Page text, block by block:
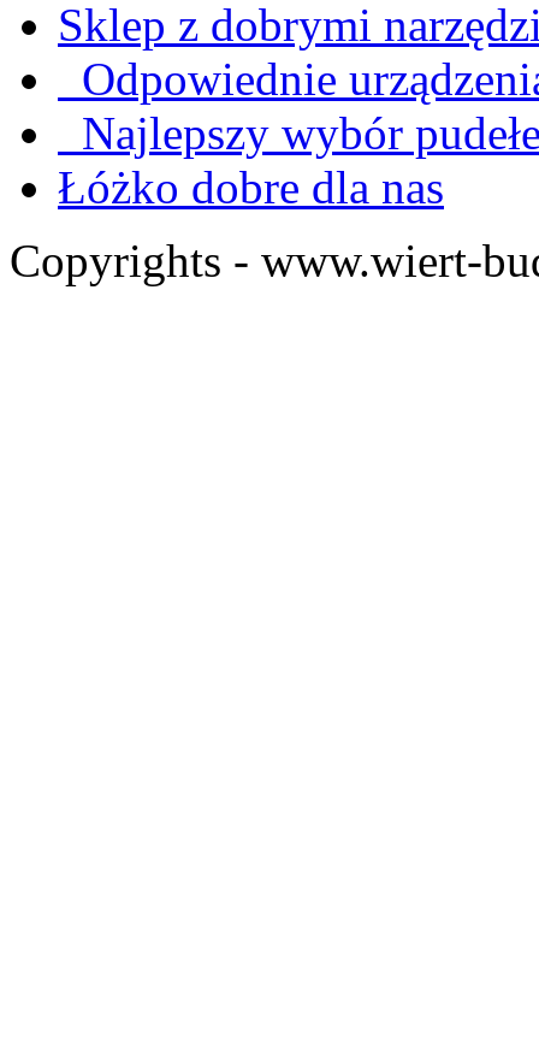
Sklep z dobrymi
Odpowiednie
Najlepszy wybór
Łóżko dobre dla nas
Copyrights - www.wiert-